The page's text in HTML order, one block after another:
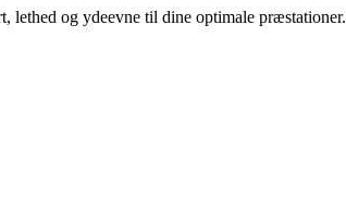
lethed og ydeevne til dine optimale præstationer.